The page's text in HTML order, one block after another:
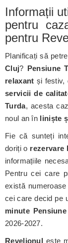
Informații
pentru
pentru
Planificați să
Cluj? Pensiune
relaxant și festiv,
servicii de
Turda, acesta
noul an în liniște
Fie că sunteți
doriți o rezervare
informațiile
Pentru cei care
există numeroase
cei care decid pe
minute
2026-2027.
Revelionul este